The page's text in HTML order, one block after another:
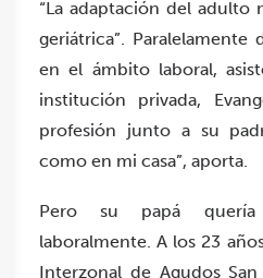
“La adaptación del adulto
geriátrica”. Paralelamente
en el ámbito laboral,
institución privada,
profesión junto a su
como en mi casa”, aporta.
Pero su papá
laboralmente. A los 23
Interzonal de Agudos